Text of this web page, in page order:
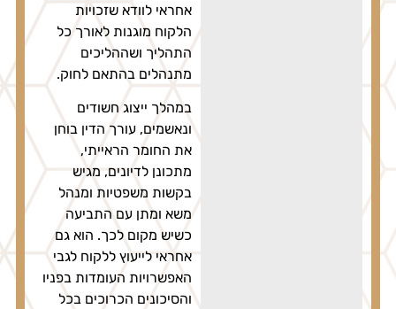
אחראי לוודא שזכויות
הלקוח מוגנות לאורך כל
התהליך ושההליכים
מתנהלים בהתאם לחוק.
במהלך ייצוג חשודים
ונאשמים, עורך הדין בוחן
את החומר הראייתי,
מתכונן לדיונים, מגיש
בקשות משפטיות ומנהל
משא ומתן עם התביעה
כשיש מקום לכך. הוא גם
אחראי לייעוץ ללקוח לגבי
האפשרויות העומדות בפניו
והסיכונים הכרוכים בכל